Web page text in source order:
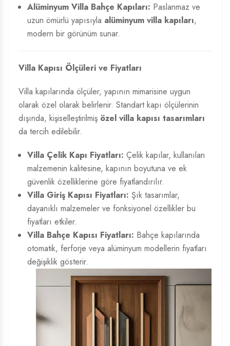
Alüminyum Villa Bahçe Kapıları: Paslanmaz ve
uzun ömürlü yapısıyla alüminyum villa kapıları,
modern bir görünüm sunar.
Villa Kapısı Ölçüleri ve Fiyatları
Villa kapılarında ölçüler, yapının mimarisine uygun
olarak özel olarak belirlenir. Standart kapı ölçülerinin
dışında, kişiselleştirilmiş özel villa kapısı tasarımları
da tercih edilebilir.
Villa Çelik Kapı Fiyatları: Çelik kapılar, kullanılan
malzemenin kalitesine, kapının boyutuna ve ek
güvenlik özelliklerine göre fiyatlandırılır.
Villa Giriş Kapısı Fiyatları: Şık tasarımlar,
dayanıklı malzemeler ve fonksiyonel özellikler bu
fiyatları etkiler.
Villa Bahçe Kapısı Fiyatları: Bahçe kapılarında
otomatik, ferforje veya alüminyum modellerin fiyatları
değişiklik gösterir.